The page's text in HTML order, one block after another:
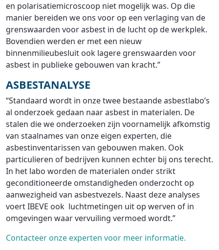
en polarisatiemicroscoop niet mogelijk was. Op die
manier bereiden we ons voor op een verlaging van de
grenswaarden voor asbest in de lucht op de werkplek.
Bovendien werden er met een nieuw
binnenmilieubesluit ook lagere grenswaarden voor
asbest in publieke gebouwen van kracht.”
ASBESTANALYSE
“Standaard wordt in onze twee bestaande asbestlabo’s
al onderzoek gedaan naar asbest in materialen. De
stalen die we onderzoeken zijn voornamelijk afkomstig
van staalnames van onze eigen experten, die
asbestinventarissen van gebouwen maken. Ook
particulieren of bedrijven kunnen echter bij ons terecht.
In het labo worden de materialen onder strikt
geconditioneerde omstandigheden onderzocht op
aanwezigheid van asbestvezels. Naast deze analyses
voert IBEVE ook luchtmetingen uit op werven of in
omgevingen waar vervuiling vermoed wordt.”
Contacteer onze experten voor meer informatie.